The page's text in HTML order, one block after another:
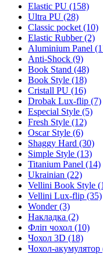
Elastic PU (158)
Ultra PU (28)
Classic pocket (10)
Elastic Rubber (2)
Aluminium Panel
Anti-Shock (9)
Book Stand (48)
Book Style (18)
Cristall PU (16)
Drobak Lux-flip (7)
Especial Style (5)
Fresh Style (12)
Oscar Style (6)
Shaggy Hard (30)
Simple Style (13)
Titanium Panel (14)
Ukrainian (22)
Vellini Book Style
Vellini Lux-flip (35)
Wonder (3)
Накладка (2)
Фліп чохол (10)
Чохол 3D (18)
Чохол-акумулятор